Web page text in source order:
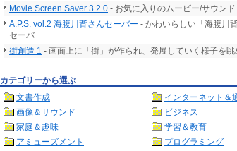
Movie Screen Saver 3.2.0 - お気に入りのムービー/サウン
A.P.S. vol.2 海腹川背さんセーバー - かわいらしい「海腹川
セーバ
街創造 1 - 画面上に「街」が作られ、発展していく様子を
カテゴリーから選ぶ
文書作成
インターネット＆
画像＆サウンド
ビジネス
家庭＆趣味
学習＆教育
アミューズメント
プログラミング